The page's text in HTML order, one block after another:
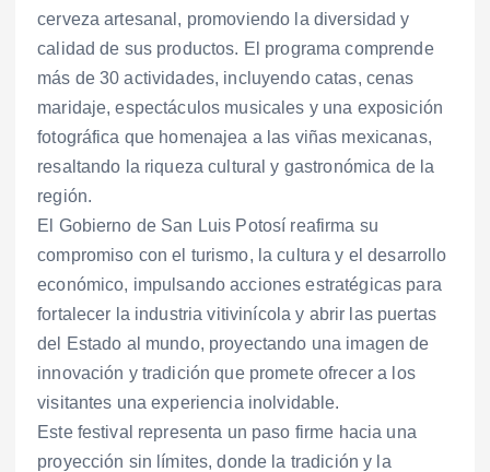
cerveza artesanal, promoviendo la diversidad y
calidad de sus productos. El programa comprende
más de 30 actividades, incluyendo catas, cenas
maridaje, espectáculos musicales y una exposición
fotográfica que homenajea a las viñas mexicanas,
resaltando la riqueza cultural y gastronómica de la
región.
El Gobierno de San Luis Potosí reafirma su
compromiso con el turismo, la cultura y el desarrollo
económico, impulsando acciones estratégicas para
fortalecer la industria vitivinícola y abrir las puertas
del Estado al mundo, proyectando una imagen de
innovación y tradición que promete ofrecer a los
visitantes una experiencia inolvidable.
Este festival representa un paso firme hacia una
proyección sin límites, donde la tradición y la